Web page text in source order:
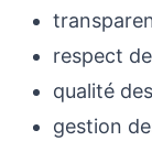
respect
qualité
gestion